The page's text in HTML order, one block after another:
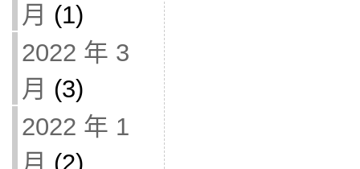
月 (1)
2022 年 3
月 (3)
2022 年 1
月 (2)